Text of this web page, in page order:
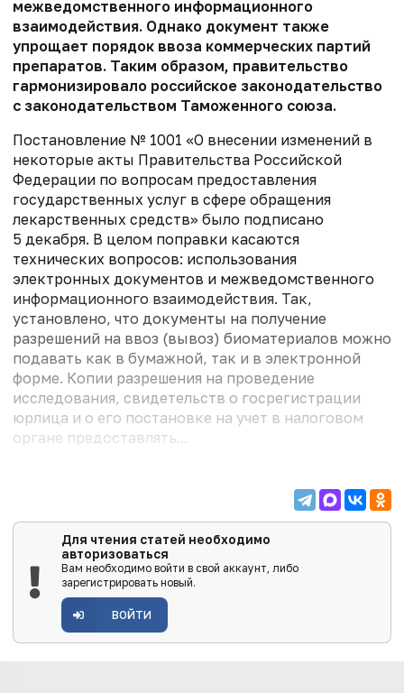
межведомственного информационного
взаимодействия. Однако документ также
упрощает порядок ввоза коммерческих партий
препаратов. Таким образом, правительство
гармонизировало российское законодательство
с законодательством Таможенного союза.
Постановление № 1001 «О внесении изменений в
некоторые акты Правительства Российской
Федерации по вопросам предоставления
государственных услуг в сфере обращения
лекарственных средств» было подписано
5 декабря. В целом поправки касаются
технических вопросов: использования
электронных документов и межведомственного
информационного взаимодействия. Так,
установлено, что документы на получение
разрешений на ввоз (вывоз) биоматериалов можно
подавать как в бумажной, так и в электронной
форме. Копии разрешения на проведение
исследования, свидетельств о госрегистрации
юрлица и о его постановке на учет в налоговом
органе предоставлять...
Для чтения статей необходимо
авторизоваться
Вам необходимо войти в свой аккаунт, либо
зарегистрировать новый.
ВОЙТИ